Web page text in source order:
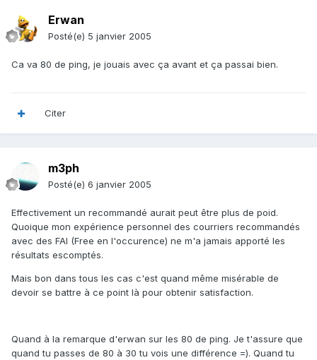
Erwan
Posté(e) 5 janvier 2005
Ca va 80 de ping, je jouais avec ça avant et ça passai bien.
Citer
m3ph
Posté(e) 6 janvier 2005
Effectivement un recommandé aurait peut être plus de poid.
Quoique mon expérience personnel des courriers recommandés
avec des FAI (Free en l'occurence) ne m'a jamais apporté les
résultats escomptés.
Mais bon dans tous les cas c'est quand même misérable de
devoir se battre à ce point là pour obtenir satisfaction.
Quand à la remarque d'erwan sur les 80 de ping. Je t'assure que
quand tu passes de 80 à 30 tu vois une différence =). Quand tu